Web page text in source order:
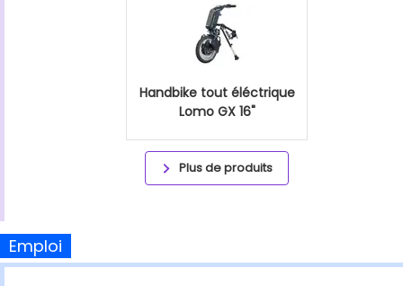
Handbike tout éléctrique
Lomo GX 16"
Plus de produits
Emploi